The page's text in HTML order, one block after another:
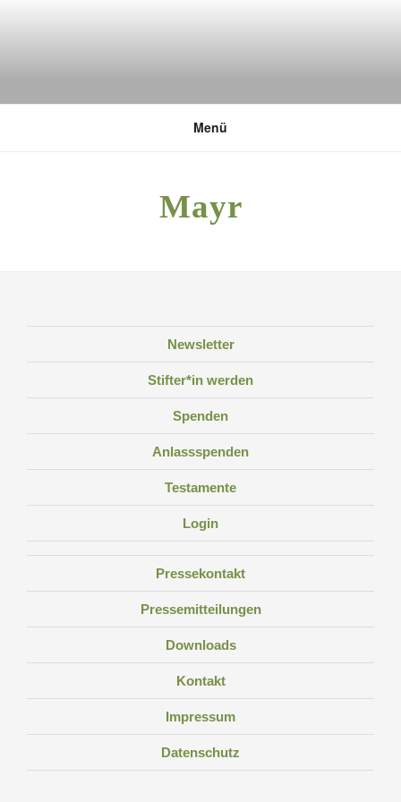
DEUTSCHE UMWELTSTIFTUNG
Menü
Mayr
Newsletter
Stifter*in werden
Spenden
Anlassspenden
Testamente
Login
Pressekontakt
Pressemitteilungen
Downloads
Kontakt
Impressum
Datenschutz